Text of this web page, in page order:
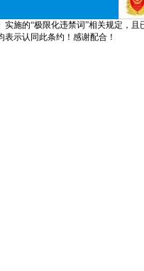
施的“极限化违禁词”相关规定，
示认同此条约！感谢配合！